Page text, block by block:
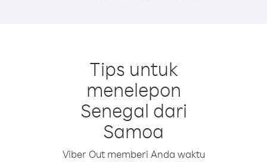
Tips untuk
menelepon
Senegal dari
Samoa
Viber Out memberi Anda waktu